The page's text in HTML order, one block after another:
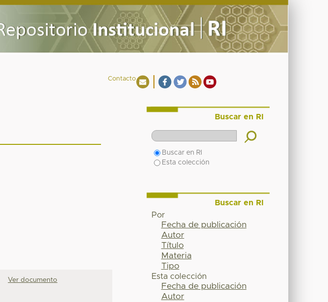
Contacto
Ver documento
Buscar en RI
Buscar en RI
Esta colección
Buscar en RI
Por
Fecha de publicación
Autor
Título
Materia
Tipo
Esta colección
Fecha de publicación
Autor